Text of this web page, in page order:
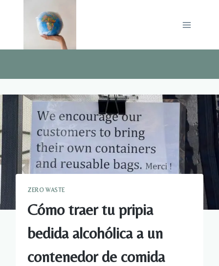
ZERO WASTE
Cómo traer tu pripia
bedida alcohólica a un
contenedor de comida